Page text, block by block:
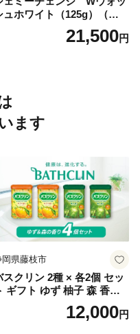
ュホワイト（125g）（泡立
ネット付）×2本 群馬県 千
21,500円
ます
岡県藤枝市
スクリン 2種 × 各2個 セッ
ギフト ゆず 柚子 森 香り
用品 お風呂 バス用品 温活
ロマ 香り まとめ買い静岡
12,000円